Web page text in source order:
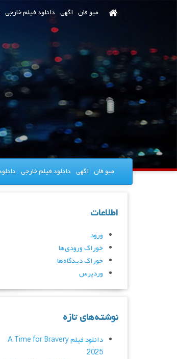
میو فان اگهی دانلود فیلم خارجی
میو فان اگهی دانلود فیلم خارجی
اطلاعات
ورود
خوراک ورودی‌ها
خوراک دیدگاه‌ها
وردپرس
نوشته‌های تازه
دانلود فیلم A Time for Bravery
2025